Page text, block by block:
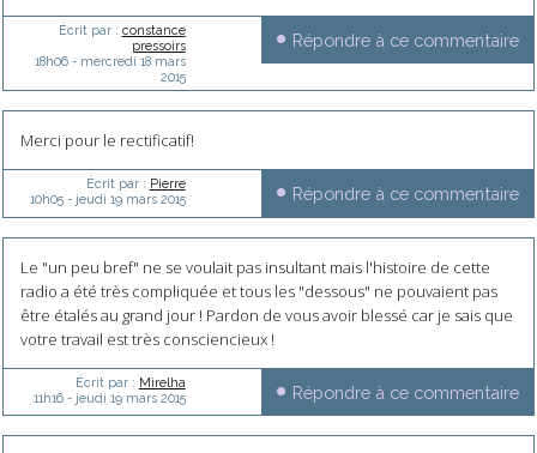
Écrit par : constance
pressoirs
18h06- mercredi 18 mars
2015
Répondre à ce commentaire
Merci pour le rectificatif!
Écrit par : Pierre
10h05- jeudi 19 mars 2015 Répondre à ce commentaire
Le "un peu bref" ne se voulait pas insultant mais l'histoire de cette
radio a été très compliquée et tous les "dessous" ne pouvaient pas
être étalés au grand jour ! Pardon de vous avoir blessé car je sais que
votre travail est très consciencieux !
Écrit par : Mirelha
11h16- jeudi 19 mars 2015 Répondre à ce commentaire